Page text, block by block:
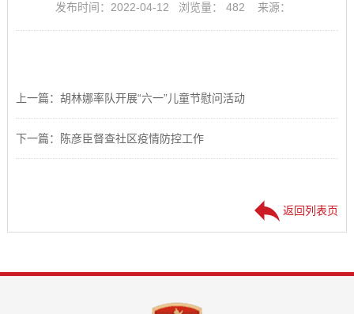
发布时间：2022-04-12 浏览量： 482 来源：
上一篇：胡林娜率队开展“六一”儿童节慰问活动
下一篇：陈彦臣督查社区疫情防控工作
返回列表页